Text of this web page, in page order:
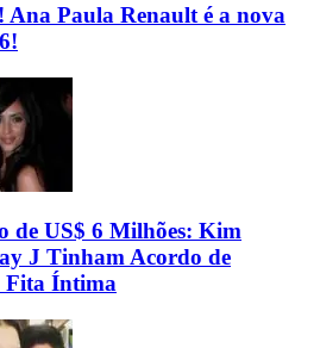
Paula Renault é a nova
de US$ 6 Milhões: Kim
J Tinham Acordo de
Fita Íntima